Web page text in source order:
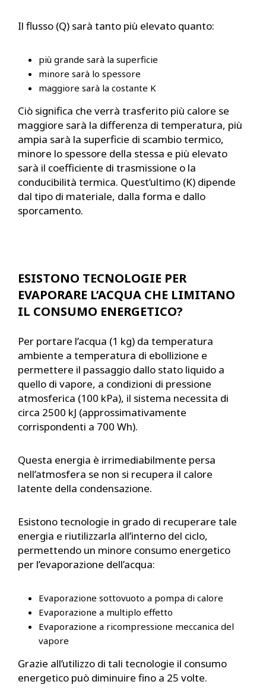
Il flusso (Q) sarà tanto più elevato quanto:
più grande sarà la superficie
minore sarà lo spessore
maggiore sarà la costante K
Ciò significa che verrà trasferito più calore se
maggiore sarà la differenza di temperatura, più
ampia sarà la superficie di scambio termico,
minore lo spessore della stessa e più elevato
sarà il coefficiente di trasmissione o la
conducibilità termica. Quest’ultimo (K) dipende
dal tipo di materiale, dalla forma e dallo
sporcamento.
ESISTONO TECNOLOGIE PER
EVAPORARE L’ACQUA CHE LIMITANO
IL CONSUMO ENERGETICO?
Per portare l’acqua (1 kg) da temperatura
ambiente a temperatura di ebollizione e
permettere il passaggio dallo stato liquido a
quello di vapore, a condizioni di pressione
atmosferica (100 kPa), il sistema necessita di
circa 2500 kJ (approssimativamente
corrispondenti a 700 Wh).
Questa energia è irrimediabilmente persa
nell’atmosfera se non si recupera il calore
latente della condensazione.
Esistono tecnologie in grado di recuperare tale
energia e riutilizzarla all’interno del ciclo,
permettendo un minore consumo energetico
per l’evaporazione dell’acqua:
Evaporazione sottovuoto a pompa di calore
Evaporazione a multiplo effetto
Evaporazione a ricompressione meccanica del
vapore
Grazie all’utilizzo di tali tecnologie il consumo
energetico può diminuire fino a 25 volte.